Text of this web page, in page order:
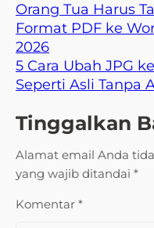
Orang Tua Harus
Format PDF ke
2026
5 Cara Ubah JPG
Seperti Asli Tanpa
Tinggalkan
Alamat email Anda
yang wajib ditandai *
Komentar *